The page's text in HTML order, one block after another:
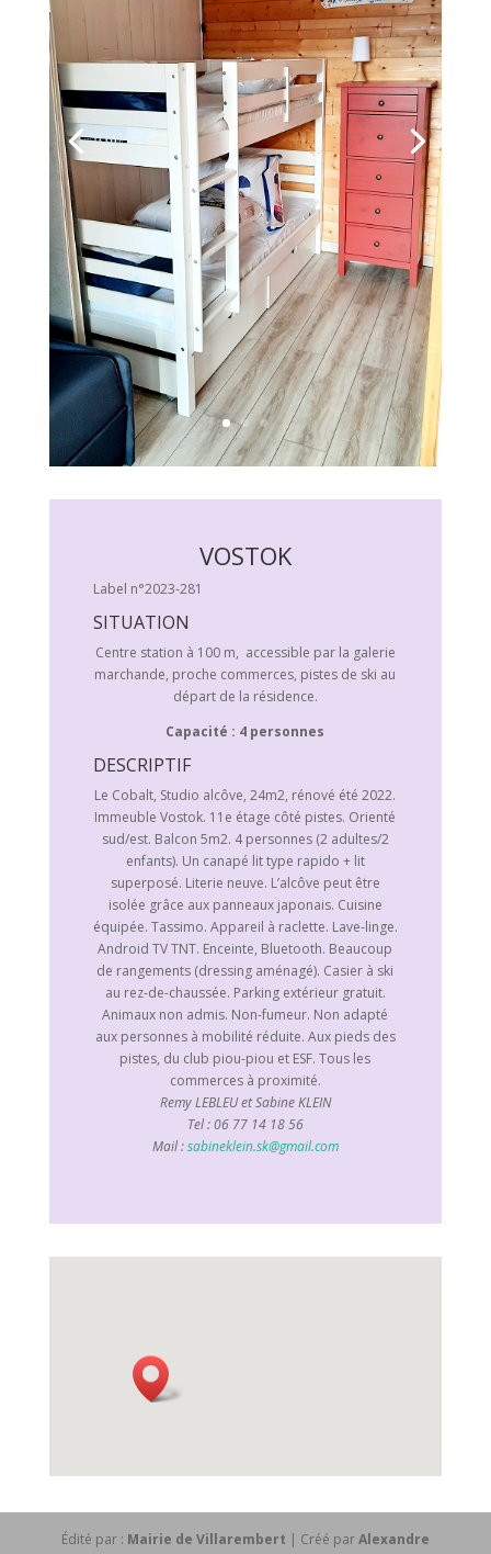
VOSTOK
Label n°2023-281
SITUATION
Centre station à 100 m, accessible par la galerie
marchande, proche commerces, pistes de ski au
départ de la résidence.
Capacité : 4 personnes
DESCRIPTIF
Le Cobalt, Studio alcôve, 24m2, rénové été 2022.
Immeuble Vostok. 11e étage côté pistes. Orienté
sud/est. Balcon 5m2. 4 personnes (2 adultes/2
enfants). Un canapé lit type rapido + lit
superposé. Literie neuve. L’alcôve peut être
isolée grâce aux panneaux japonais. Cuisine
équipée. Tassimo. Appareil à raclette. Lave-linge.
Android TV TNT. Enceinte, Bluetooth. Beaucoup
de rangements (dressing aménagé). Casier à ski
au rez-de-chaussée. Parking extérieur gratuit.
Animaux non admis. Non-fumeur. Non adapté
aux personnes à mobilité réduite. Aux pieds des
pistes, du club piou-piou et ESF. Tous les
commerces à proximité.
Remy LEBLEU et Sabine KLEIN
Tel : 06 77 14 18 56
Mail :sabineklein.sk@gmail.com
Édité par : Mairie de Villarembert | Créé parAlexandre